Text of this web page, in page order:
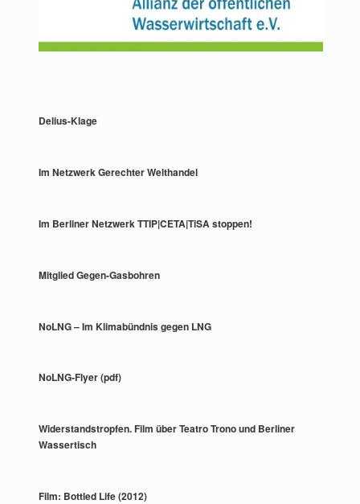
Delius-Klage
Im Netzwerk Gerechter Welthandel
Im Berliner Netzwerk TTIP|CETA|TiSA stoppen!
Mitglied Gegen-Gasbohren
NoLNG – Im Klimabündnis gegen LNG
NoLNG-Flyer (pdf)
Widerstandstropfen. Film über Teatro Trono und Berliner
Wassertisch
Film: Bottled Life (2012)